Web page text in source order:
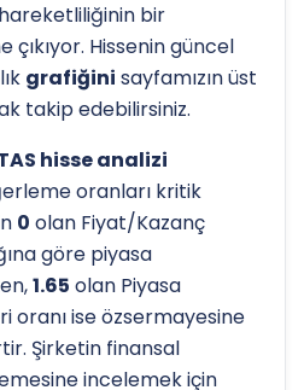
bir
Hissenin güncel
grafiğini sayfamızın üst
takip edebilirsiniz.
hisse analizi
oranları kritik
0 olan Fiyat/Kazanç
göre piyasa
1.65 olan Piyasa
ise özsermayesine
Şirketin finansal
incelemek için